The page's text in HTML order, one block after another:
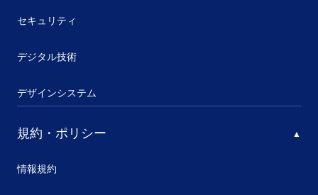
セキュリティ
デジタル技術
デザインシステム
規約・ポリシー
情報規約